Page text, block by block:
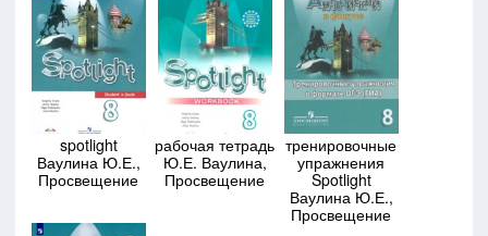
spotlight
Ваулина Ю.Е.,
Просвещение
рабочая тетрадь
Ю.Е. Ваулина,
Просвещение
тренировочные
упражнения
Spotlight
Ваулина Ю.Е.,
Просвещение